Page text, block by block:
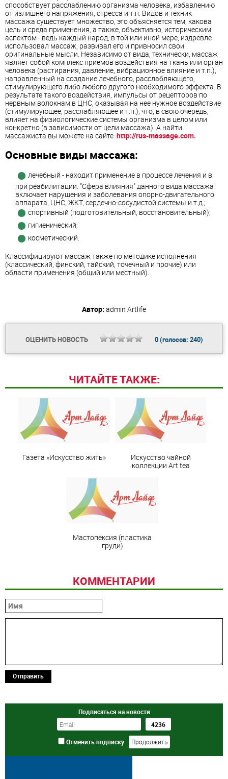
способствует расслаблению организма человека, избавлению
от излишнего напряжения, стресса и т.п. Видов и техник
массажа существует множество, это объясняется тем, какова
цель и среда применения, а также, объективно, историческим
аспектом - ведь каждый народ, в той или иной мере, издревле
использовал массаж, развивал его и привносил свои
оригинальные мысли. Независимо от вида, технически, массаж
являет собой комплекс приемов воздействия на ткань или орган
человека (растирания, давление, вибрационное влияние и т.п.),
направленный на создание лечебного, расслабляющего,
стимулирующего либо любого другого необходимого эффекта. В
результате такого воздействия, импульсы от рецепторов по
нервным волокнам в ЦНС, оказывая на нее нужное воздействие
(стимулирующее, расслабляющее и т.п.), что, в свою очередь,
влияет на физиологические системы организма в целом или
конкретно (в зависимости от цели массажа). А найти
массажиста вы можете на сайте: http://rus-massage.com.
Основные виды массажа:
лечебный - находит применение в процессе лечения и в
при реабилитации. "Сфера влияния" данного вида массажа
включает нарушения и заболевания опорно-двигательного
аппарата, ЦНС, ЖКТ, сердечно-сосудистой системы и т.д.;
спортивный (подготовительный, восстановительный);
гигиенический;
косметический.
Классифицируют массаж также по методике исполнения
(классический, финский, тайский, точечный и прочие) или
области применения (общий или местный).
Автор: admin Artlife
ОЦЕНИТЬ НОВОСТЬ 0(голосов: 240)
ЧИТАЙТЕ ТАКЖЕ:
Газета «Искусство жить»
Искусство чайной
коллекции Art teа
Мастопексия (пластика
груди)
КОММЕНТАРИИ
Отправить
Подписаться на новости
Отменить подписку